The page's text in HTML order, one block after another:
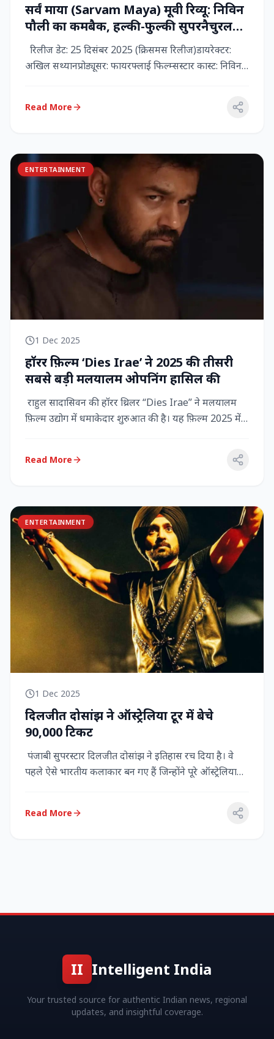
सर्वं माया (Sarvam Maya) मूवी रिव्यू: निविन
पौली का कमबैक, हल्की-फुल्की सुपरनैचुरल
कॉमेडी जो दिल को छू जाती है
रिलीज डेट: 25 दिसंबर 2025 (क्रिसमस रिलीज)डायरेक्टर:
अखिल सथ्यानप्रोड्यूसर: फायरफ्लाई फिल्म्सस्टार कास्ट: निविन
Read More
ENTERTAINMENT
1 Dec 2025
हॉरर फ़िल्म ‘Dies Irae’ ने 2025 की तीसरी
सबसे बड़ी मलयालम ओपनिंग हासिल की
राहुल सादासिवन की हॉरर थ्रिलर “Dies Irae” ने मलयालम
फ़िल्म उद्योग में धमाकेदार शुरुआत की है। यह फ़िल्म 2025 में
Read More
ENTERTAINMENT
1 Dec 2025
दिलजीत दोसांझ ने ऑस्ट्रेलिया टूर में बेचे
90,000 टिकट
पंजाबी सुपरस्टार दिलजीत दोसांझ ने इतिहास रच दिया है। वे
पहले ऐसे भारतीय कलाकार बन गए हैं जिन्होंने पूरे ऑस्ट्रेलिया
Read More
II Intelligent India
Your trusted source for authentic Indian news, regional
updates, and insightful coverage.